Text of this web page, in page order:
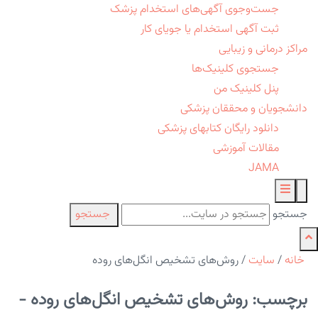
جست‌وجوی آگهی‌های استخدام پزشک
ثبت آگهی استخدام یا جویای کار
مراکز درمانی و زیبایی
جستجوی کلینیک‌ها
پنل کلینیک من
دانشجویان و محققان پزشکی
دانلود رایگان کتابهای پزشکی
مقالات آموزشی
JAMA
جستجو جستجو
خانه / سایت /روش‌های تشخیص انگل‌های روده
برچسب: روش‌های تشخیص انگل‌های روده -